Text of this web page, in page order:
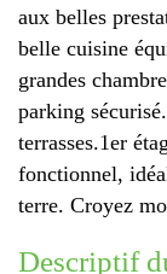
aux belles
belle cuisine
grandes
parking
terrasses.1er
fonctionnel,
terre. Croyez
descriptif